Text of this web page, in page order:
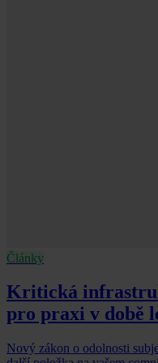
Články
Kritická
pro praxi v době
Nový zákon o odolnosti